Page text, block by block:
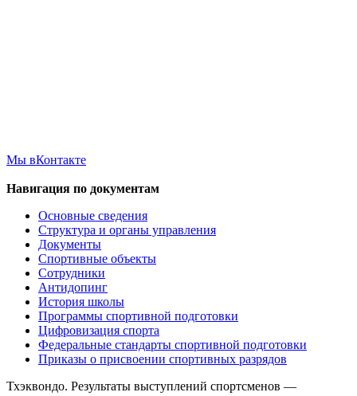
Мы вКонтакте
Навигация по документам
Основные сведения
Структура и органы управления
Документы
Спортивные объекты
Сотрудники
Антидопинг
История школы
Программы спортивной подготовки
Цифровизация спорта
Федеральные стандарты спортивной подготовки
Приказы о присвоении спортивных разрядов
Тхэквондо. Результаты выступлений спортсменов —